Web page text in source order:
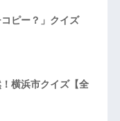
コピー？」クイズ
横浜市クイズ【全